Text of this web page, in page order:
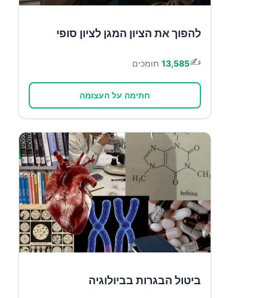
להפוך את הציון המגן לציון סופי
✍️
13,585 תומכים
חתימה על העצומה
ביטול הבגרות בביולוגיה